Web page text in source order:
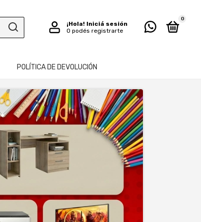
¡Hola! Iniciá sesión
O podés registrarte
0
POLÍTICA DE DEVOLUCIÓN